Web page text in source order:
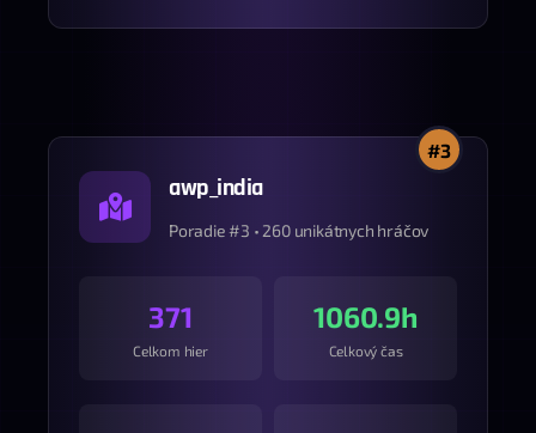
#3
awp_india
Poradie #3 • 260 unikátnych hráčov
371
Celkom hier
1060.9h
Celkový čas